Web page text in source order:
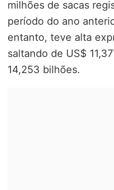
milhões de sacas
período do ano
entanto, teve alta
saltando de US$
14,253 bilhões.